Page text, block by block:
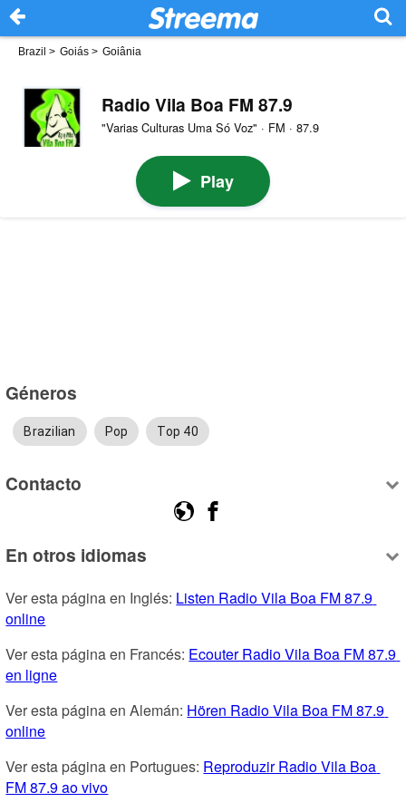
Brazil > Goiás > Goiânia
Radio Vila Boa FM 87.9
"Varias Culturas Uma Só Voz" · FM · 87.9
Play
Géneros
Brazilian Pop Top 40
Contacto
En otros idiomas
Ver esta página en Inglés: Listen Radio Vila Boa FM 87.9
online
Ver esta página en Francés: Ecouter Radio Vila Boa FM 87.9
en ligne
Ver esta página en Alemán: Hören Radio Vila Boa FM 87.9
online
Ver esta página en Portugues: Reproduzir Radio Vila Boa
FM 87.9 ao vivo